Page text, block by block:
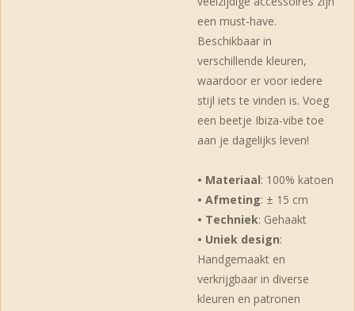
een must-have.
Beschikbaar in
verschillende kleuren,
waardoor er voor iedere
stijl iets te vinden is. Voeg
een beetje Ibiza-vibe toe
aan je dagelijks leven!
• Materiaal: 100% katoen
• Afmeting: ± 15 cm
• Techniek: Gehaakt
• Uniek design:
Handgemaakt en
verkrijgbaar in diverse
kleuren en patronen